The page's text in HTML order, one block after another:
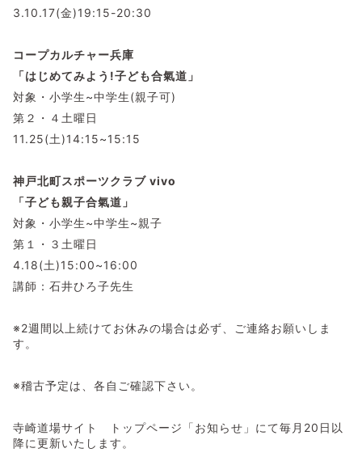
3.10.17(金)19:15-20:30
コープカルチャー兵庫
「はじめてみよう!子ども合氣道」
対象・小学生~中学生(親子可)
第２・４土曜日
11.25(土)14:15~15:15
神戸北町スポーツクラブ vivo
「子ども親子合氣道」
対象・小学生~中学生~親子
第１・３土曜日
4.18(土)15:00~16:00
講師：石井ひろ子先生
※2週間以上続けてお休みの場合は必ず、ご連絡お願いしま
す。
※稽古予定は、各自ご確認下さい。
寺崎道場サイト トップページ「お知らせ」にて毎月20日以
降に更新いたします。